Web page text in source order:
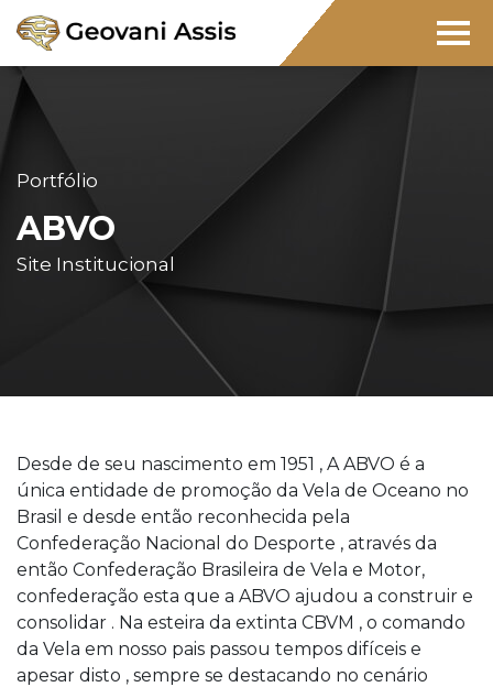
Portfólio
ABVO
Site Institucional
Desde de seu nascimento em 1951 , A ABVO é a
única entidade de promoção da Vela de Oceano no
Brasil e desde então reconhecida pela
Confederação Nacional do Desporte , através da
então Confederação Brasileira de Vela e Motor,
confederação esta que a ABVO ajudou a construir e
consolidar . Na esteira da extinta CBVM , o comando
da Vela em nosso pais passou tempos difíceis e
apesar disto , sempre se destacando no cenário